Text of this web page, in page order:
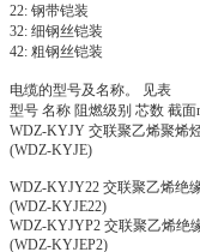
22: 钢带铠装
32: 细钢丝铠装
42: 粗钢丝铠装
电缆的型号及名称。 见表
型号 名称 阻燃级别 芯数 截
WDZ-KYJY 交联聚乙烯聚烯
(WDZ-KYJE)
WDZ-KYJY22 交联聚乙烯绝
(WDZ-KYJE22)
WDZ-KYJYP2 交联聚乙烯绝
(WDZ-KYJEP2)